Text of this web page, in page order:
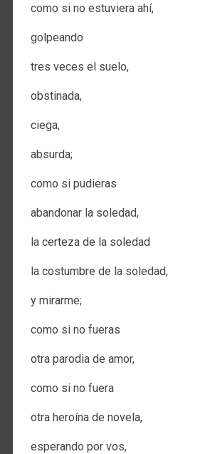
como si no estuviera ahí,
golpeando
tres veces el suelo,
obstinada,
ciega,
absurda;
como si pudieras
abandonar la soledad,
la certeza de la soledad
la costumbre de la soledad,
y mirarme;
como si no fueras
otra parodia de amor,
como si no fuera
otra heroína de novela,
esperando por vos,